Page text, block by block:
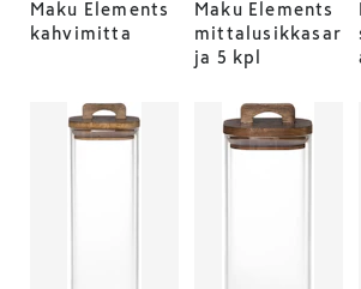
Maku Elements
kahvimitta
Maku Elements
mittalusikkasar
ja 5 kpl